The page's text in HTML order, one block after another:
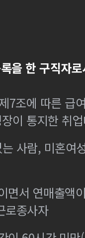
을 한 구직자
7조에 따른 급
이 통지한 취
사람, 미혼여
면서 연매출액
로종사자